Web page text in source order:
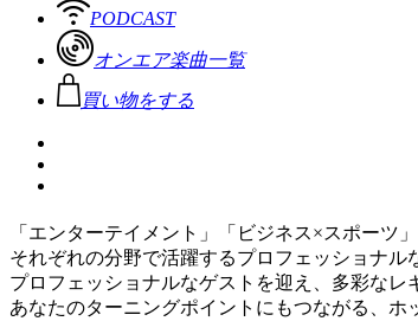
PODCAST
オンエア楽曲一覧
買い物をする
「エンターテイメント」「ビジネス×スポーツ
それぞれの分野で活躍するプロフェッショナル
プロフェッショナルなゲストを迎え、多彩なレ
あなたのターニングポイントにもつながる、ホ